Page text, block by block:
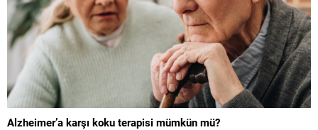
Alzheimer’a karşı koku terapisi mümkün mü?